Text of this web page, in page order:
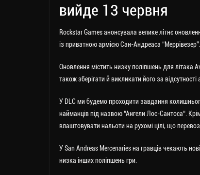
вийде 13 червня
Rockstar Games анонсувала велике літнє
із приватною армієюСан-Андреаса
Оновлення містить низку поліпшень для літака
також зберігати й викликати його за
У DLC ми будемо проходити завдання
найманців під назвою “Ангели Лос-Сантоса“.
влаштовувати нальоти на рухомі цілі, що
У San Andreas Mercenaries на гравців чекають
низка інших поліпшень гри.